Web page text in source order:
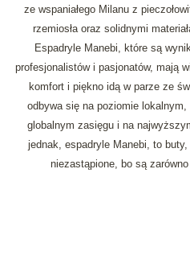
ze wspaniałego Milanu z
rzemiosła oraz solidnymi
Espadryle Manebi, które są
profesjonalistów i pasjonatów, mają
komfort i piękno idą w parze ze
odbywa się na poziomie
globalnym zasięgu i na
jednak, espadryle Manebi, to
niezastąpione, bo są